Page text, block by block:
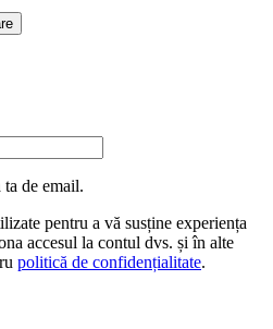
de email.
pentru a vă susține experiența
accesul la contul dvs. și în alte
politică de confidențialitate.